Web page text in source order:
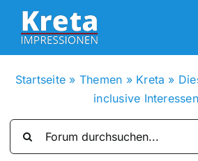
Zum
Inhalt
springen
Startseite » Themen » Kreta »
inclusive